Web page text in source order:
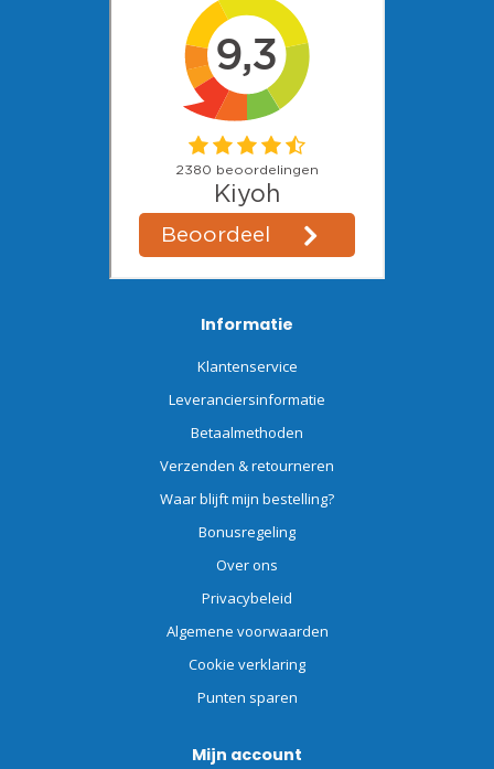
Informatie
Klantenservice
Leveranciersinformatie
Betaalmethoden
Verzenden & retourneren
Waar blijft mijn bestelling?
Bonusregeling
Over ons
Privacybeleid
Algemene voorwaarden
Cookie verklaring
Punten sparen
Mijn account